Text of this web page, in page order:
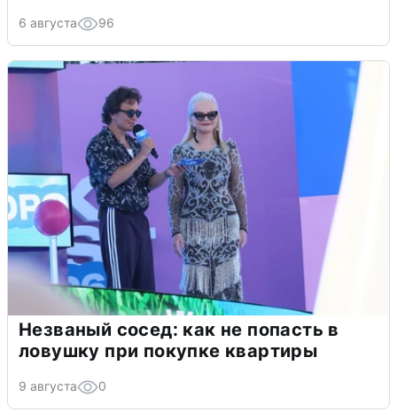
6 августа 96
Незваный сосед: как не попасть в
ловушку при покупке квартиры
9 августа 0